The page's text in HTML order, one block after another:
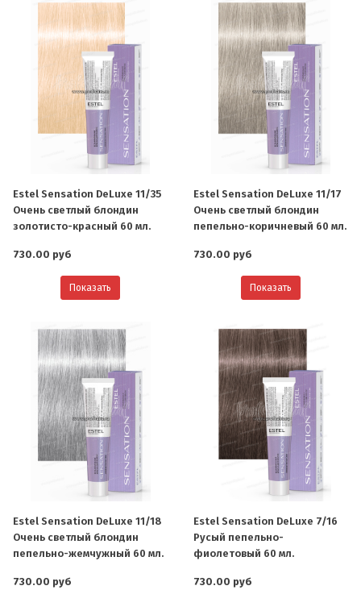
Estel Sensation DeLuxe 11/35
Очень светлый блондин
золотисто-красный 60 мл.
730.00 руб
Показать
Estel Sensation DeLuxe 11/17
Очень светлый блондин
пепельно-коричневый 60 мл.
730.00 руб
Показать
Estel Sensation DeLuxe 11/18
Очень светлый блондин
пепельно-жемчужный 60 мл.
730.00 руб
Estel Sensation DeLuxe 7/16
Русый пепельно-
фиолетовый 60 мл.
730.00 руб